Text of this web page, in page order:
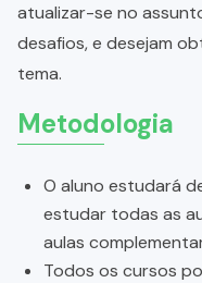
atualizar-se no
desafios, e desejam
tema.
Metodologia
O aluno estudará
estudar todas as
aulas
Todos os cursos